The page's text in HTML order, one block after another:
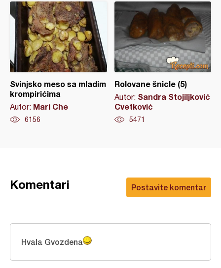
Svinjsko meso sa mladim
krompirićima
Autor: Mari Che
6156
Rolovane šnicle (5)
Autor: Sandra Stojiljković
Cvetković
5471
Postavite komentar
Komentari
Hvala Gvozdena